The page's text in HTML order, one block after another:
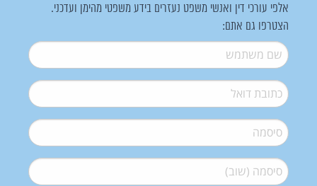
אלפי עורכי דין ואנשי משפט נעזרים בידע משפטי מהימן ועדכני.
הצטרפו גם אתם:
שם משתמש*
דואל*
סיסמה*
סיסמה (שוב)*